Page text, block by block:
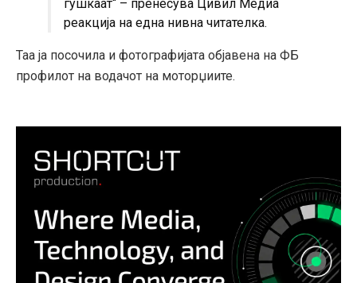
гушкаат“ – пренесува Цивил Медиа
реакција на една нивна читателка.
Таа ја посочила и фотографијата објавена на ФБ
профилот на водачот на моторџиите.